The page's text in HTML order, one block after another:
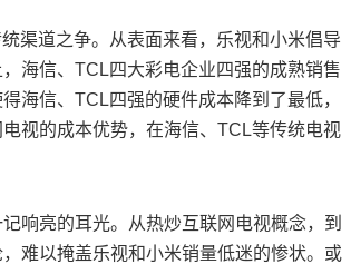
渠道之争。从表面来看，乐视和小米倡导
海信、TCL四大彩电企业四强的成熟销售
海信、TCL四强的硬件成本降到了最低，
视的成本优势，在海信、TCL等传统电视
响亮的耳光。从热炒互联网电视概念，到
难以掩盖乐视和小米销量低迷的惨状。或